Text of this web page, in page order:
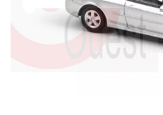
HERKAT
HUMBROL